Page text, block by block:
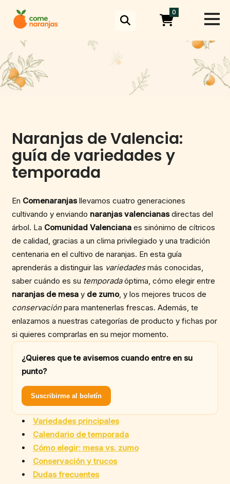
0
Naranjas de Valencia:
guía de variedades y
temporada
En Comenaranjasllevamos cuatro generaciones
cultivando y enviando naranjas valencianasdirectas del
árbol. La Comunidad Valenciana es sinónimo de cítricos
de calidad, gracias a un clima privilegiado y una tradición
centenaria en el cultivo de naranjas. En esta guía
aprenderás a distinguir las variedadesmás conocidas,
saber cuándo es su temporadaóptima, cómo elegir entre
naranjas de mesa y de zumo, y los mejores trucos de
conservaciónpara mantenerlas frescas. Además, te
enlazamos a nuestras categorías de producto y fichas por
si quieres comprarlas en su mejor momento.
¿Quieres que te avisemos cuando entre en su
punto?
Suscribirme al boletín
Variedades principales
Calendario de temporada
Cómo elegir: mesa vs. zumo
Conservación y trucos
Dudas frecuentes